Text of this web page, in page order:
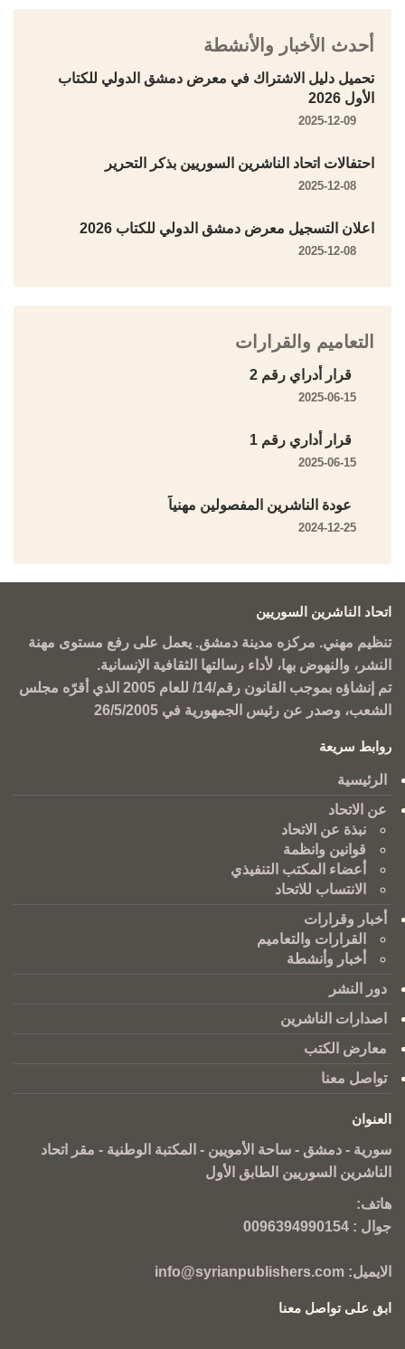
أحدث الأخبار والأنشطة
تحميل دليل الاشتراك في معرض دمشق الدولي للكتاب
الأول 2026
2025-12-09
احتفالات اتحاد الناشرين السوريين بذكر التحرير
2025-12-08
اعلان التسجيل معرض دمشق الدولي للكتاب 2026
2025-12-08
التعاميم والقرارات
قرار أدراي رقم 2
2025-06-15
قرار أداري رقم 1
2025-06-15
عودة الناشرين المفصولين مهنياً
2024-12-25
اتحاد الناشرين السوريين
تنظيم مهني. مركزه مدينة دمشق. يعمل على رفع مستوى مهنة
النشر، والنهوض بها، لأداء رسالتها الثقافية الإنسانية.
تم إنشاؤه بموجب القانون رقم/14/ للعام 2005 الذي أقرّه مجلس
الشعب، وصدر عن رئيس الجمهورية في 26/5/2005
روابط سريعة
الرئيسية
عن الاتحاد
نبذة عن الاتحاد
قوانين وانظمة
أعضاء المكتب التنفيذي
الانتساب للاتحاد
أخبار وقرارات
القرارات والتعاميم
أخبار وأنشطة
دور النشر
اصدارات الناشرين
معارض الكتب
تواصل معنا
العنوان
سورية - دمشق - ساحة الأمويين - المكتبة الوطنية - مقر اتحاد
الناشرين السوريين الطابق الأول
هاتف:
جوال : 0096394990154
الايميل: info@syrianpublishers.com
ابق على تواصل معنا